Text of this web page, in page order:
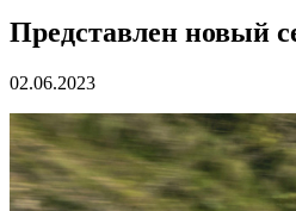
Представлен новый
02.06.2023